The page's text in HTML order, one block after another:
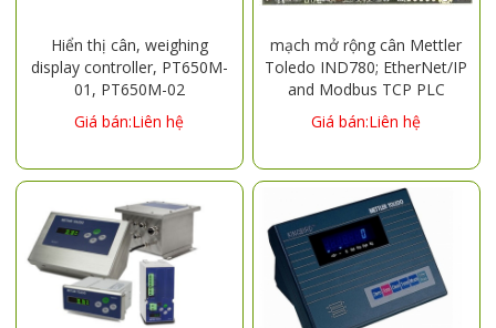
Hiển thị cân, weighing
display controller, PT650M-
01, PT650M-02
Giá bán:Liên hệ
mạch mở rộng cân Mettler
Toledo IND780; EtherNet/IP
and Modbus TCP PLC
Option, Part Number
64058677
Giá bán:Liên hệ